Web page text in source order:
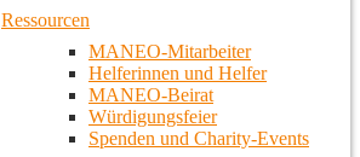
Ressourcen
MANEO-Mitarbeiter
Helferinnen und Helfer
MANEO-Beirat
Würdigungsfeier
Spenden und Charity-Events